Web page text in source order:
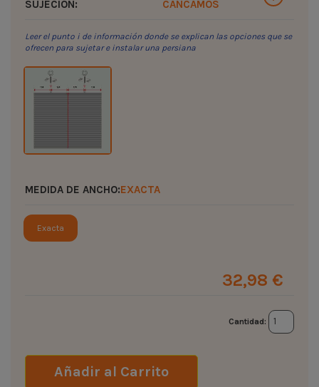
SUJECIÓN:
CÁNCAMOS
Leer el punto i de información donde se explican las opciones que se
ofrecen para sujetar e instalar una persiana
MEDIDA DE ANCHO:EXACTA
Exacta
32,98 €
Cantidad:
Añadir al Carrito